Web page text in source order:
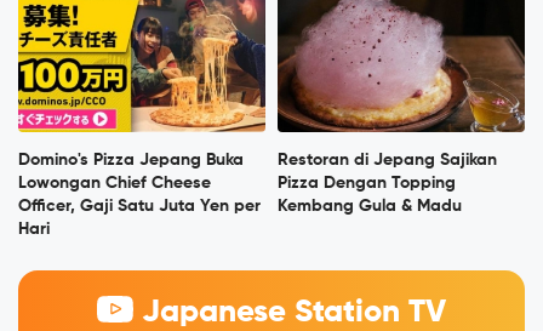
Domino's Pizza Jepang Buka
Lowongan Chief Cheese
Officer, Gaji Satu Juta Yen per
Hari
Restoran di Jepang Sajikan
Pizza Dengan Topping
Kembang Gula & Madu
Japanese Station TV